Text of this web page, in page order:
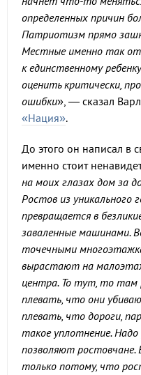
определенных причин
Патриотизм прямо
Местные именно так
к единственному
оценить критически,
ошибки», — сказал
«Нация».
До этого он написал в
именно стоит
на моих глазах дом за
Ростов из уникального
превращается в
заваленные машинами.
точечными
вырастают на
центра. То тут, то
плевать, что они
плевать, что дороги,
такое уплотнение.
позволяют
только потому, что